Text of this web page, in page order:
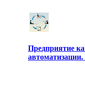
Предприятие